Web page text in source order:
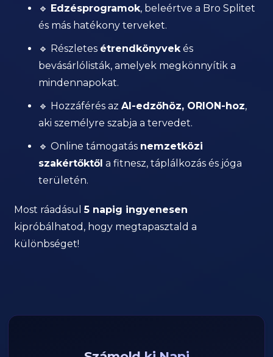
🔹 Edzésprogramok, beleértve a Bro Splitet
és más hatékony terveket.
🔹 Részletes étrendkönyvek és
bevásárlólisták, amelyek megkönnyítik a
mindennapokat.
🔹 Hozzáférés azAI-edzőhöz, ORION-hoz,
aki személyre szabja a tervedet.
🔹 Online támogatás nemzetközi
szakértőktől a fitnesz, táplálkozás és jóga
területén.
Most ráadásul5 napig ingyenesen
kipróbálhatod, hogy megtapasztald a
különbséget!